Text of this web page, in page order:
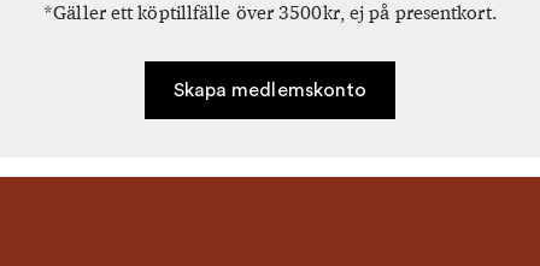
*Gäller ett köptillfälle över 3500kr, ej på presentkort.
Skapa medlemskonto